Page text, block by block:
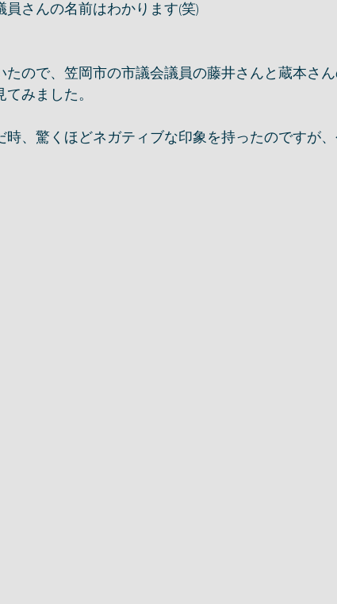
さんの名前はわかります(笑)
たので、笠岡市の市議会議員の藤井さんと蔵本さ
みました。
時、驚くほどネガティブな印象を持ったのですが